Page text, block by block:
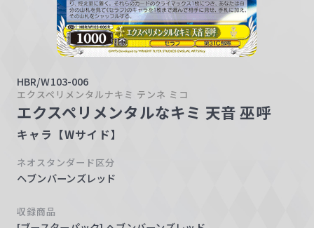
HBR/W103-006
エクスペリメンタルナキミ テンネ ミコ
エクスペリメンタルなキミ 天音 巫呼
キャラ【Wサイド】
ネオスタンダード区分
ヘブンバーンズレッド
収録商品